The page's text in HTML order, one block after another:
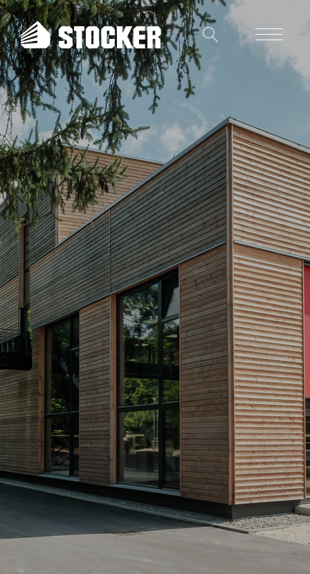
Unternehmen
Referenzen
Stocker-Dialog
Gewerbebau
Wohnungsbau
Ingenieurbau
Schlüsselfertiges Bauen
Altbausanierung
Karriere
Offene Stellen
Ausbildung
Kontakt
Anfahrt